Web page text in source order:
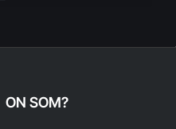
ON SOM?